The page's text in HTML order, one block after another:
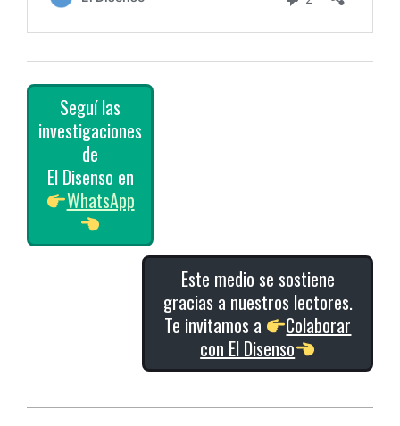
Seguí las
investigaciones
de
El Disenso en
WhatsApp
Este medio se sostiene
gracias a nuestros lectores.
Te invitamos a
Colaborar
con El Disenso